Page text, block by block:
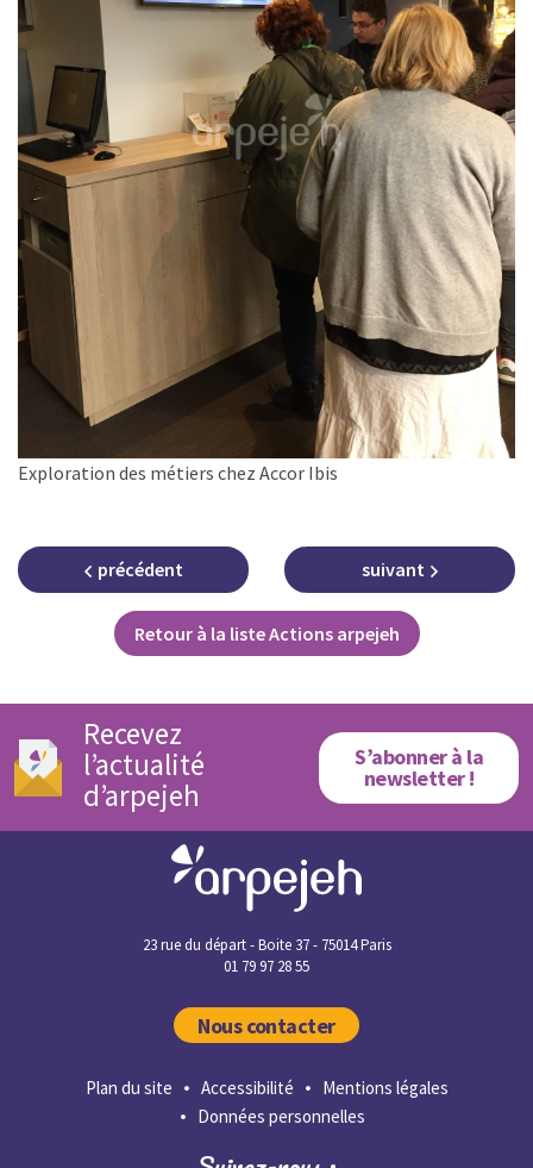
Exploration des métiers chez Accor Ibis
précédent
Retour à la liste Actions arpejeh
suivant
Recevez
l’actualité
d’arpejeh
S’abonner à la
newsletter !
23 rue du départ - Boite 37 - 75014 Paris
01 79 97 28 55
Nous contacter
Plan du site Accessibilité
Mentions légales
Données personnelles